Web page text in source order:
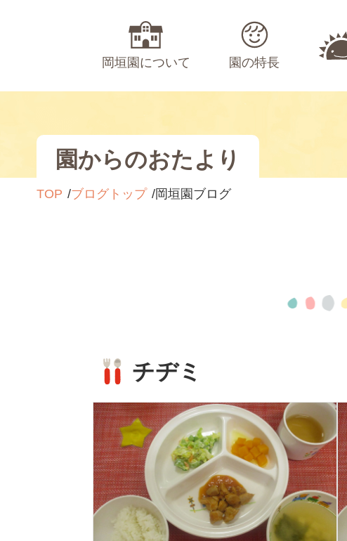
岡垣園について 園の特長
園からのおたより
TOP ブログトップ 岡垣園ブログ
チヂミ